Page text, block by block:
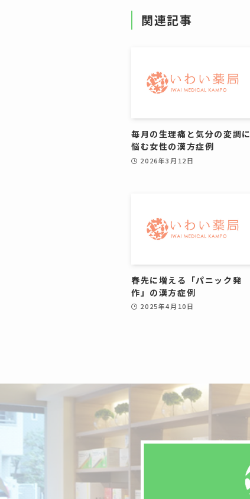
関連記事
毎月の生理痛と気分の変調に
悩む女性の漢方症例
2026年3月12日
春先に増える「パニック発
作」の漢方症例
2025年4月10日